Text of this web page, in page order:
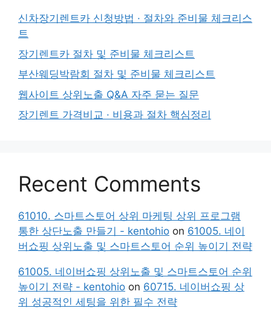
신차장기렌트카 신청방법 · 절차와 준비물 체크리스
트
장기렌트카 절차 및 준비물 체크리스트
부산웨딩박람회 절차 및 준비물 체크리스트
웹사이트 상위노출 Q&A 자주 묻는 질문
장기렌트 가격비교 · 비용과 절차 핵심정리
Recent Comments
61010. 스마트스토어 상위 마케팅 상위 프로그램
통한 상단노출 만들기 - kentohio on 61005. 네이
버쇼핑 상위노출 및 스마트스토어 순위 높이기 전략
61005. 네이버쇼핑 상위노출 및 스마트스토어 순위
높이기 전략 - kentohio on 60715. 네이버쇼핑 상
위 성공적인 세팅을 위한 필수 전략